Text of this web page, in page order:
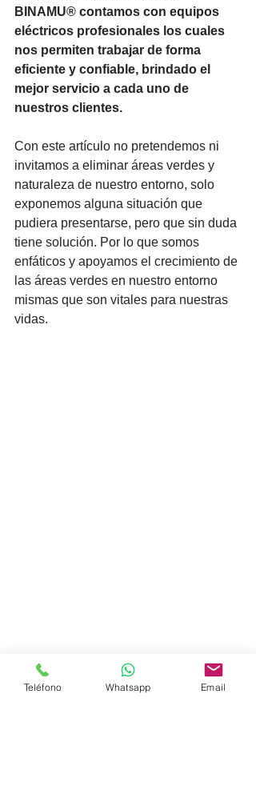
BINAMU® contamos con equipos
eléctricos profesionales los cuales
nos permiten trabajar de forma
eficiente y confiable, brindado el
mejor servicio a cada uno de
nuestros clientes.
Con este artículo no pretendemos ni
invitamos a eliminar áreas verdes y
naturaleza de nuestro entorno, solo
exponemos alguna situación que
pudiera presentarse, pero que sin duda
tiene solución. Por lo que somos
enfáticos y apoyamos el crecimiento de
las áreas verdes en nuestro entorno
mismas que son vitales para nuestras
vidas.
Teléfono Whatsapp Email